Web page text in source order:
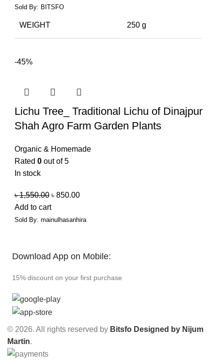
Sold By: BITSFO
WEIGHT 250 g
-45%
Lichu Tree_ Traditional Lichu of Dinajpur
Shah Agro Farm Garden Plants
Organic & Homemade
Rated 0 out of 5
In stock
৳1,550.00 ৳ 850.00
Add to cart
Sold By: mainulhasanhira
Download App on Mobile:
15% discount on your first purchase
© 2026. All rights reserved by Bitsfo Designed by Nijum
Martin.